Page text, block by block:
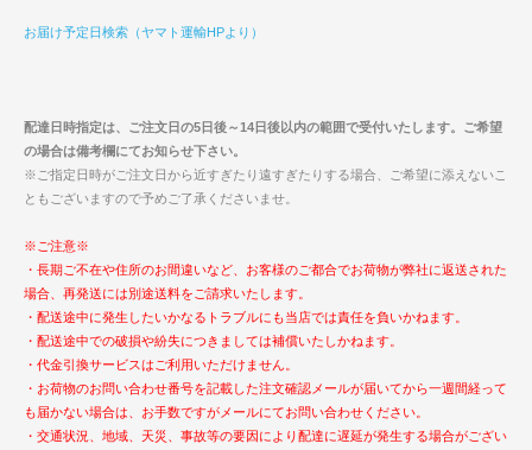
お届け予定日検索（ヤマト運輸HPより）
配達日時指定は、ご注文日の5日後～14日後以内の範囲で受付いたします。ご希望
の場合は備考欄にてお知らせ下さい。
※ご指定日時がご注文日から近すぎたり遠すぎたりする場合、ご希望に添えないこ
ともございますので予めご了承くださいませ。
※ご注意※
・長期ご不在や住所のお間違いなど、お客様のご都合でお荷物が弊社に返送された
場合、再発送には別途送料をご請求いたします。
・配送途中に発生したいかなるトラブルにも当店では責任を負いかねます。
・配送途中での破損や紛失につきましては補償いたしかねます。
・代金引換サービスはご利用いただけません。
・お荷物のお問い合わせ番号を記載した注文確認メールが届いてから一週間経って
も届かない場合は、お手数ですがメールにてお問い合わせください。
・交通状況、地域、天災、事故等の要因により配達に遅延が発生する場合がござい